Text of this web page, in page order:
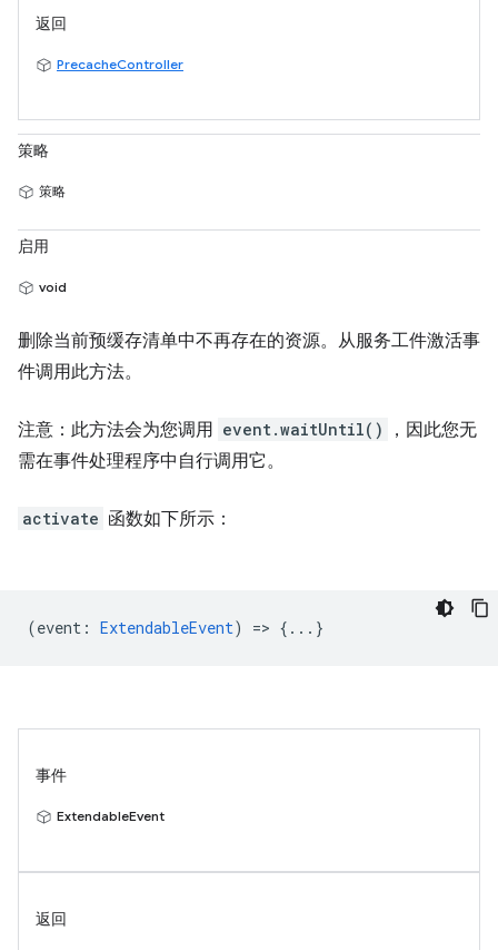
返回
PrecacheController
策略
策略
启用
void
删除当前预缓存清单中不再存在的资源。从服务工件激活事
件调用此方法。
注意：此方法会为您调用 event.waitUntil()
，因此您无
需在事件处理程序中自行调用它。
activate 函数如下所示：
(event : ExtendableEvent) => {...}
事件
ExtendableEvent
返回